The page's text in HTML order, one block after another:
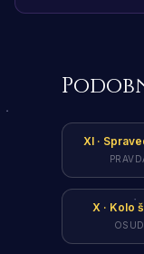
XI·
X· Kolo
OSUD